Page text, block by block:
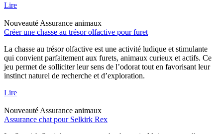
Lire
Nouveauté Assurance animaux
Créer une chasse au trésor olfactive pour furet
La chasse au trésor olfactive est une activité ludique et stimulante
qui convient parfaitement aux furets, animaux curieux et actifs. Ce
jeu permet de solliciter leur sens de l’odorat tout en favorisant leur
instinct naturel de recherche et d’exploration.
Lire
Nouveauté Assurance animaux
Assurance chat pour Selkirk Rex